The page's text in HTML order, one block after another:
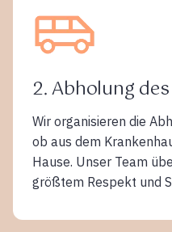
2. Abholung
Wir organisieren die
ob aus dem
Hause. Unser Team
größtem Respekt und